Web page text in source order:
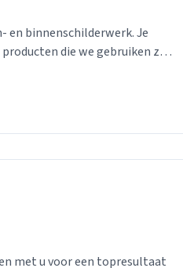
en binnenschilderwerk. Je
die we gebruiken zijn
met u voor een topresultaat